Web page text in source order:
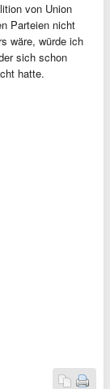
von Union
Parteien nicht
wäre, würde ich
sich schon
hatte.